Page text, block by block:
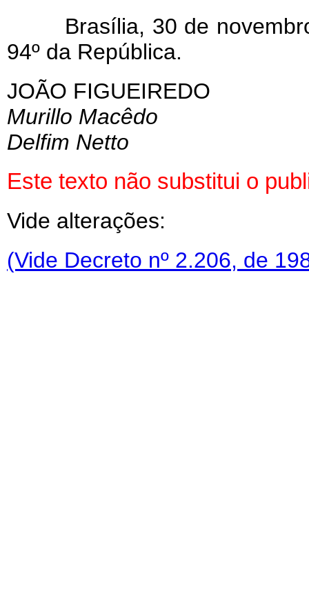
Brasília, 30 de
94º da República.
JOÃO FIGUEIREDO
Murillo Macêdo
Delfim Netto
Este texto não substitui o
Vide alterações:
(Vide Decreto nº 2.206, de